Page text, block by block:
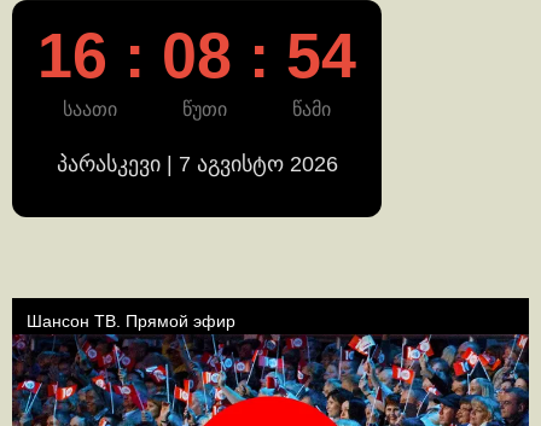
16 : 08 : 54
საათი წუთი წამი
პარასკევი | 7 აგვისტო 2026